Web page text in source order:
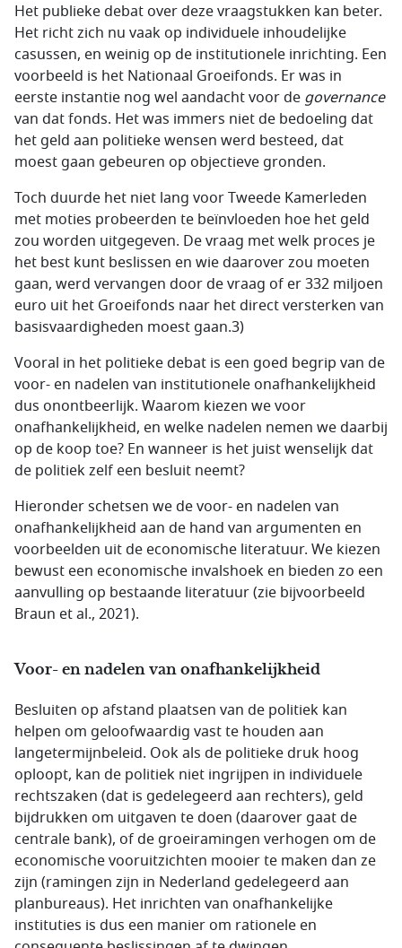
Het publieke debat over deze vraagstukken kan beter.
Het richt zich nu vaak op individuele inhoudelijke
casussen, en weinig op de institutionele inrichting. Een
voorbeeld is het Nationaal Groeifonds. Er was in
eerste instantie nog wel aandacht voor de governance
van dat fonds. Het was immers niet de bedoeling dat
het geld aan politieke wensen werd besteed, dat
moest gaan gebeuren op objectieve gronden.
Toch duurde het niet lang voor Tweede Kamerleden
met moties probeerden te beïnvloeden hoe het geld
zou worden uitgegeven. De vraag met welk proces je
het best kunt beslissen en wie daarover zou moeten
gaan, werd vervangen door de vraag of er 332 miljoen
euro uit het Groeifonds naar het direct versterken van
basisvaardigheden moest gaan.3)
Vooral in het politieke debat is een goed begrip van de
voor- en nadelen van institutionele onafhankelijkheid
dus onontbeerlijk. Waarom kiezen we voor
onafhankelijkheid, en welke nadelen nemen we daarbij
op de koop toe? En wanneer is het juist wenselijk dat
de politiek zelf een besluit neemt?
Hieronder schetsen we de voor- en nadelen van
onafhankelijkheid aan de hand van argumenten en
voorbeelden uit de economische literatuur. We kiezen
bewust een economische invalshoek en bieden zo een
aanvulling op bestaande literatuur (zie bijvoorbeeld
Braun et al., 2021).
Voor- en nadelen van onafhankelijkheid
Besluiten op afstand plaatsen van de politiek kan
helpen om geloofwaardig vast te houden aan
langetermijnbeleid. Ook als de politieke druk hoog
oploopt, kan de politiek niet ingrijpen in individuele
rechtszaken (dat is gedelegeerd aan rechters), geld
bijdrukken om uitgaven te doen (daarover gaat de
centrale bank), of de groeiramingen verhogen om de
economische vooruitzichten mooier te maken dan ze
zijn (ramingen zijn in Nederland gedelegeerd aan
planbureaus). Het inrichten van onafhankelijke
instituties is dus een manier om rationele en